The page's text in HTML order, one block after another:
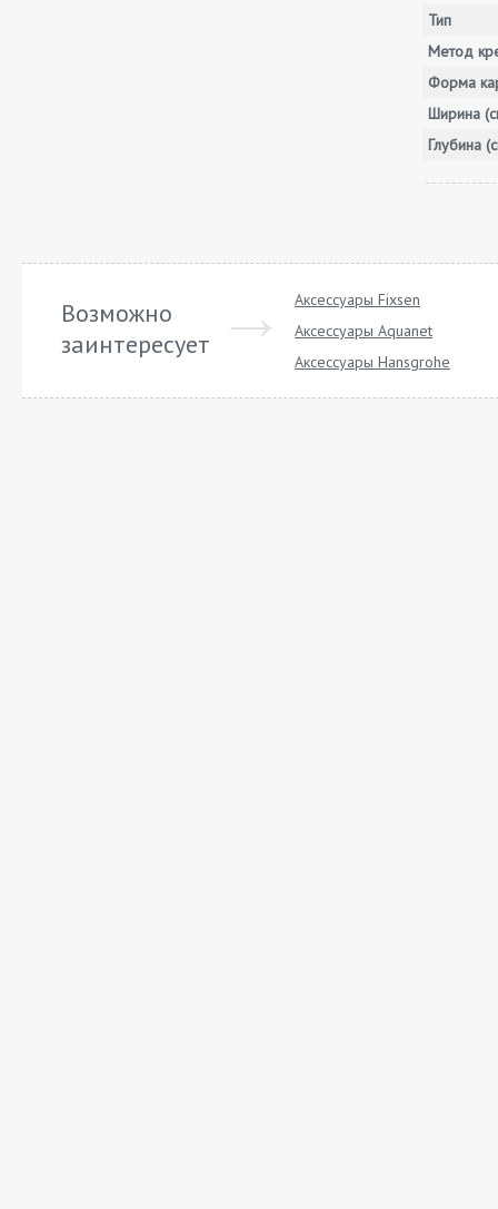
Тип
Метод
Форма
Ширина
Глубина
Возможно
заинтересует
Аксессуары Fixsen
Аксессуары Aquanet
Аксессуары Hansgrohe